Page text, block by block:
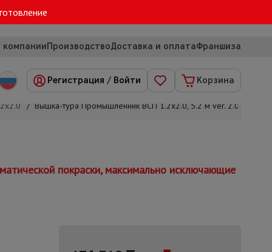
компанииПроизводствоДоставка и оплатаФраншиза
Регистрация / Войти Корзина
/ Вышка-тура Промышленник ВСП 1.2х2.0, 5.2 м ver. 2.0
покраски, максимально исключающие